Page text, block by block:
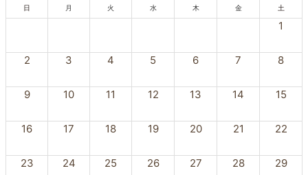
日 月 火 水 木 金 土
1
2 3 4 5 6 7 8
9 10 11 12 13 14 15
16 17 18 19 20 21 22
23 24 25 26 27 28 29